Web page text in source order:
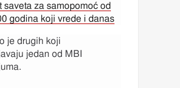
saveta za samopomoć od
godina koji vrede i danas
je drugih koji
jedan od MBI